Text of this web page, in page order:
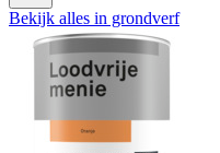
Bekijk alles in grondverf